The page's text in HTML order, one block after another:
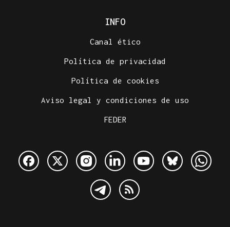
INFO
Canal ético
Política de privacidad
Política de cookies
Aviso legal y condiciones de uso
FEDER